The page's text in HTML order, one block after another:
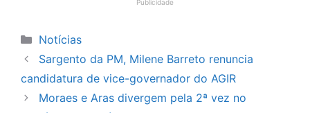
Publicidade
Categorias
Notícias
Sargento da PM, Milene Barreto renuncia
candidatura de vice-governador do AGIR
Moraes e Aras divergem pela 2ª vez no